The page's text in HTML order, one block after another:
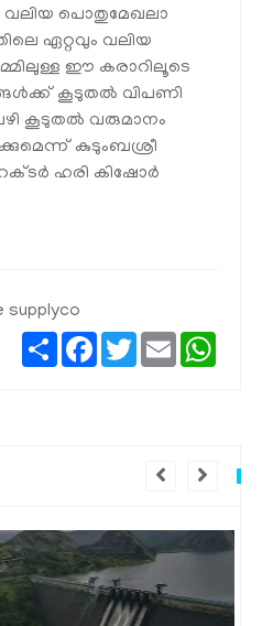
വലിയ പൊതുമേഖലാ
ഏറ്റവും വലിയ
ഈ കരാറിലൂടെ
കൂടുതല്‍ വിപണി
കൂടുതല്‍ വരുമാനം
കുടുംബശ്രീ
ഹരി കിഷോര്‍
supplyco
ShareFacebook
TwitterEmail